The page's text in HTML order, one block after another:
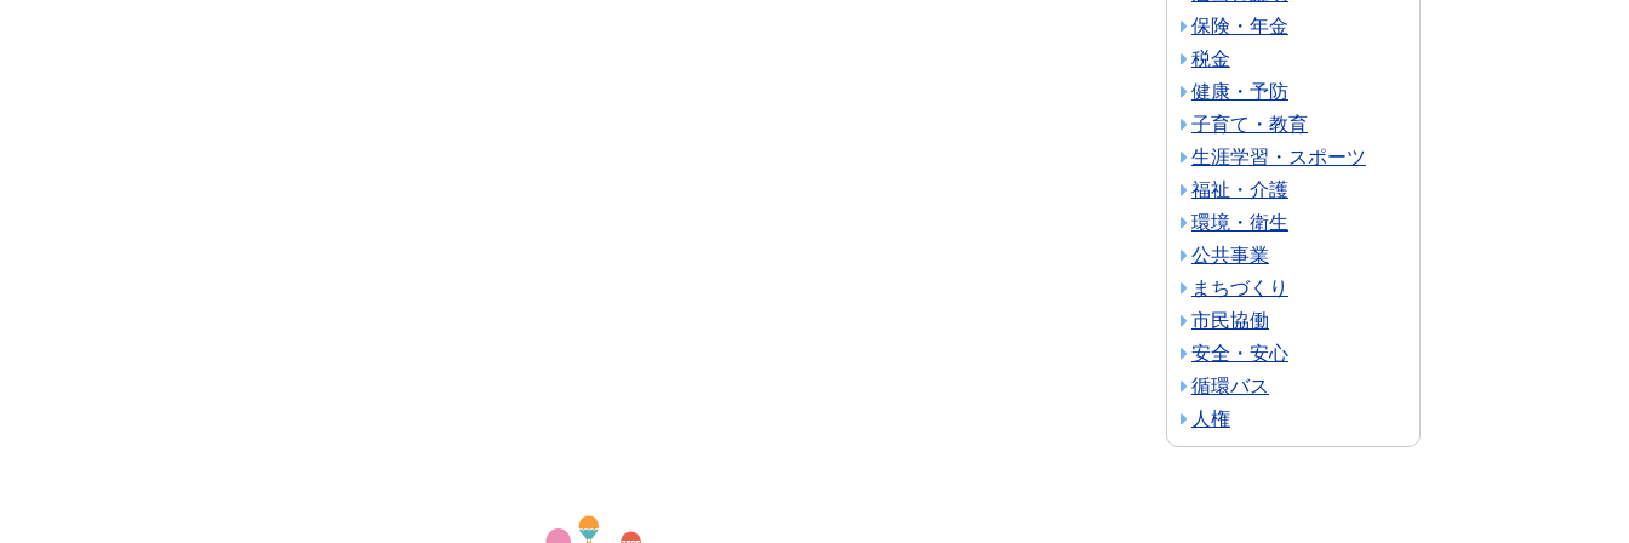
保険・年金
税金
健康・予防
子育て・教育
生涯学習・スポーツ
福祉・介護
環境・衛生
公共事業
まちづくり
市民協働
安全・安心
循環バス
人権